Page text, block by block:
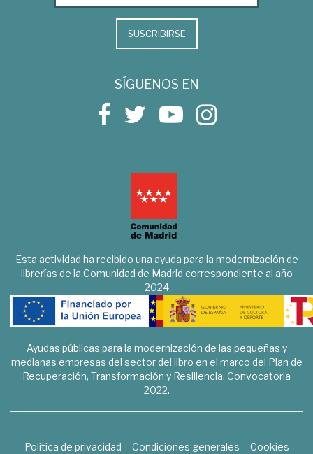
SUSCRIBIRSE
SÍGUENOS EN
Esta actividad ha recibido una ayuda para la modernización de
librerías de la Comunidad de Madrid correspondiente al año
2024
Ayudas públicas para la modernización de las pequeñas y
medianas empresas del sector del libro en el marco del Plan de
Recuperación, Transformación y Resiliencia. Convocatoria
2022.
Política de privacidad Condiciones generales
Cookies